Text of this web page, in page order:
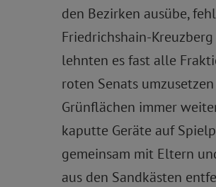
den Bezirken ausübe,
Friedrichshain-
lehnten es fast alle
roten Senats
Grünflächen immer
kaputte Geräte auf
gemeinsam mit Eltern
aus den Sandkästen